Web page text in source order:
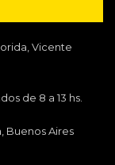
Vicente
de 8 a 13 hs.
Buenos Aires